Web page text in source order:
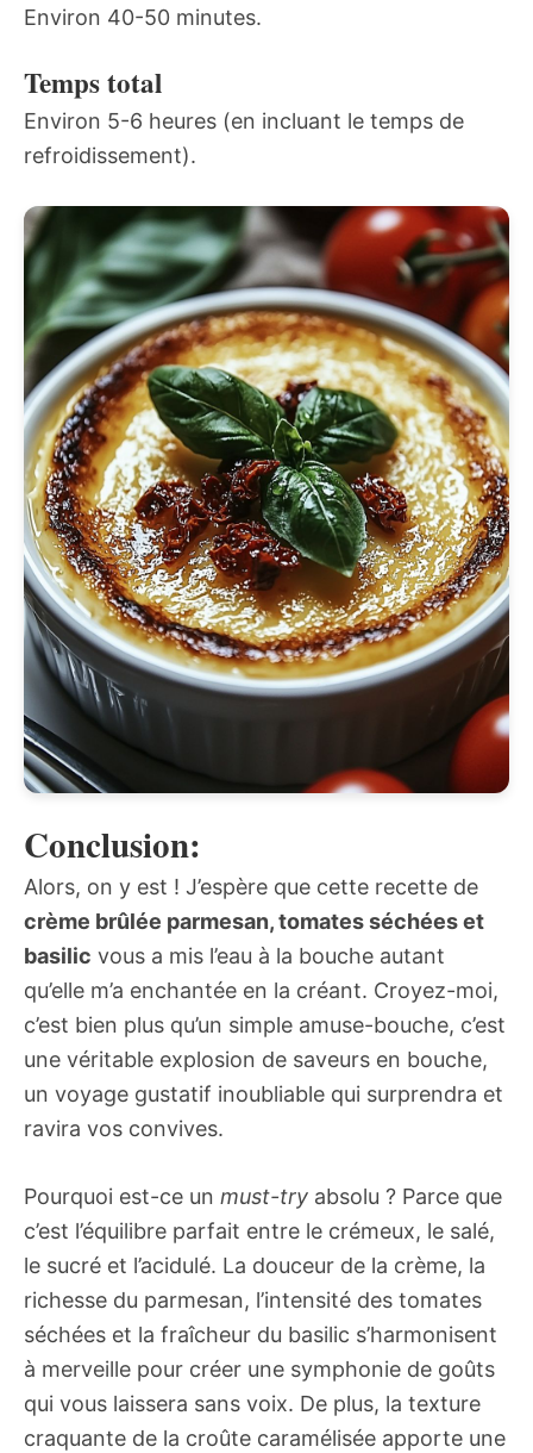
Environ 40-50 minutes.
Temps total
Environ 5-6 heures (en incluant le temps de
refroidissement).
Conclusion:
Alors, on y est ! J’espère que cette recette de
crème brûlée parmesan, tomates séchées et
basilic vous a mis l’eau à la bouche autant
qu’elle m’a enchantée en la créant. Croyez-moi,
c’est bien plus qu’un simple amuse-bouche, c’est
une véritable explosion de saveurs en bouche,
un voyage gustatif inoubliable qui surprendra et
ravira vos convives.
Pourquoi est-ce un must-try absolu ? Parce que
c’est l’équilibre parfait entre le crémeux, le salé,
le sucré et l’acidulé. La douceur de la crème, la
richesse du parmesan, l’intensité des tomates
séchées et la fraîcheur du basilic s’harmonisent
à merveille pour créer une symphonie de goûts
qui vous laissera sans voix. De plus, la texture
craquante de la croûte caramélisée apporte une